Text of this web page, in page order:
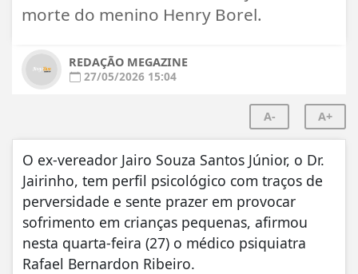
morte do menino Henry Borel.
REDAÇÃO MEGAZINE
27/05/2026 15:04
A- A+
O ex-vereador Jairo Souza Santos Júnior, o Dr.
Jairinho, tem perfil psicológico com traços de
perversidade e sente prazer em provocar
sofrimento em crianças pequenas, afirmou
nesta quarta-feira (27) o médico psiquiatra
Rafael Bernardon Ribeiro.